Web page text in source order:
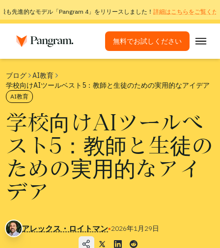
も先進的なモデル「Pangram 4」をリリースしました！ 詳細はこちらをご覧くだ
無料でお試しください
AI検出ツール
画像検出器
ブラウザ拡張機能
API
連携
盗用チェックツール
多言語AI検出
ユースケース
会社
ブログ
AI教育
学校向けAIツールベスト5：教師と生徒のための実用的なアイデア
AI教育
学校向けAIツールベ
スト5：教師と生徒の
ための実用的なアイ
デア
アレックス・ロイトマン▪2026年1月29日